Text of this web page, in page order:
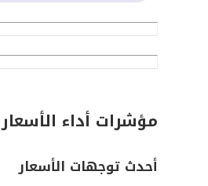
مؤشرات أداء الأسعار
أحدث توجهات الأسعار